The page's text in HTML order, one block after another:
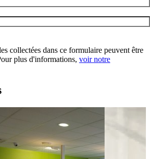
collectées dans ce formulaire peuvent être
plus d'informations, voir notre